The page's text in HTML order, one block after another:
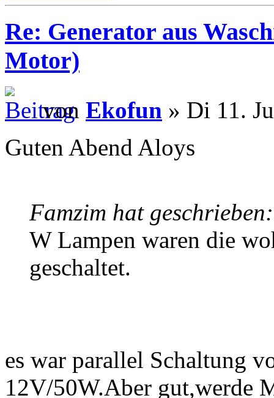
Re: Generator aus
Motor)
von Ekofun » Di 11.
Guten Abend Aloys
Famzim hat geschrieben:
W Lampen waren die
geschaltet.
es war parallel Schaltung
12V/50W.Aber gut,werde